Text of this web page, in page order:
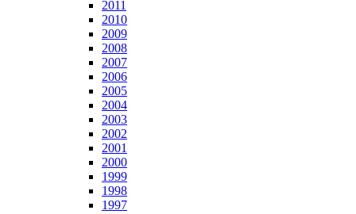
2011
2010
2009
2008
2007
2006
2005
2004
2003
2002
2001
2000
1999
1998
1997